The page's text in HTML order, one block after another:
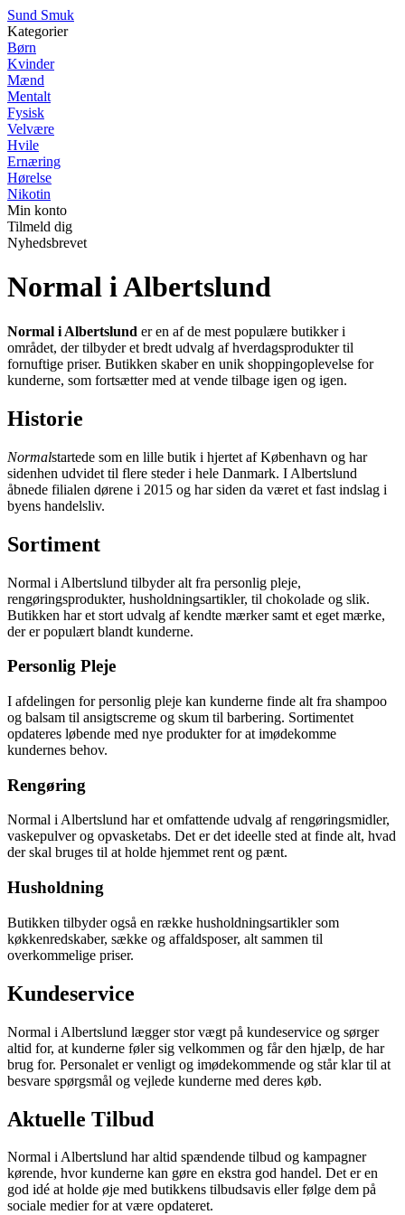
Sund Smuk
Kategorier
Børn
Kvinder
Mænd
Mentalt
Fysisk
Velvære
Hvile
Ernæring
Hørelse
Nikotin
Min konto
Tilmeld dig
Nyhedsbrevet
Normal i Albertslund
Normal i Albertslund er en af de mest populære butikker i
området, der tilbyder et bredt udvalg af hverdagsprodukter til
fornuftige priser. Butikken skaber en unik shoppingoplevelse for
kunderne, som fortsætter med at vende tilbage igen og igen.
Historie
Normalstartede som en lille butik i hjertet af København og har
sidenhen udvidet til flere steder i hele Danmark. I Albertslund
åbnede filialen dørene i 2015 og har siden da været et fast indslag i
byens handelsliv.
Sortiment
Normal i Albertslund tilbyder alt fra personlig pleje,
rengøringsprodukter, husholdningsartikler, til chokolade og slik.
Butikken har et stort udvalg af kendte mærker samt et eget mærke,
der er populært blandt kunderne.
Personlig Pleje
I afdelingen for personlig pleje kan kunderne finde alt fra shampoo
og balsam til ansigtscreme og skum til barbering. Sortimentet
opdateres løbende med nye produkter for at imødekomme
kundernes behov.
Rengøring
Normal i Albertslund har et omfattende udvalg af rengøringsmidler,
vaskepulver og opvasketabs. Det er det ideelle sted at finde alt, hvad
der skal bruges til at holde hjemmet rent og pænt.
Husholdning
Butikken tilbyder også en række husholdningsartikler som
køkkenredskaber, sække og affaldsposer, alt sammen til
overkommelige priser.
Kundeservice
Normal i Albertslund lægger stor vægt på kundeservice og sørger
altid for, at kunderne føler sig velkommen og får den hjælp, de har
brug for. Personalet er venligt og imødekommende og står klar til at
besvare spørgsmål og vejlede kunderne med deres køb.
Aktuelle Tilbud
Normal i Albertslund har altid spændende tilbud og kampagner
kørende, hvor kunderne kan gøre en ekstra god handel. Det er en
god idé at holde øje med butikkens tilbudsavis eller følge dem på
sociale medier for at være opdateret.